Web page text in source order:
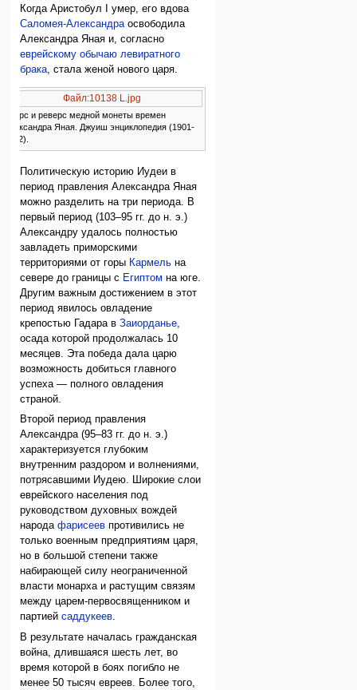
Когда Аристобул I умер, его вдова
Саломея-Александра освободила
Александра Яная и, согласно
еврейскому обычаю левиратного
брака , стала женой нового царя.
Файл:10138 L.jpg
Аверс и реверс медной монеты времен
Александра Яная. Джуиш энциклопедия (1901-
1912).
Политическую историю Иудеи в
период правления Александра Яная
можно разделить на три периода. В
первый период (103–95 гг. до н. э.)
Александру удалось полностью
завладеть приморскими
территориями от горы Кармель на
севере до границы с Египтом на юге.
Другим важным достижением в этот
период явилось овладение
крепостью Гадара вЗаиорданье,
осада которой продолжалась 10
месяцев. Эта победа дала царю
возможность добиться главного
успеха — полного овладения
страной.
Второй период правления
Александра (95–83 гг. до н. э.)
характеризуется глубоким
внутренним раздором и волнениями,
потрясавшими Иудею. Широкие слои
еврейского населения под
руководством духовных вождей
народафарисеев противились не
только военным предприятиям царя,
но в большой степени также
набирающей силу неограниченной
власти монарха и растущим связям
между царем-первосвященником и
партиейсаддукеев.
В результате началась гражданская
война, длившаяся шесть лет, во
время которой в боях погибло не
менее 50 тысяч евреев. Более того,